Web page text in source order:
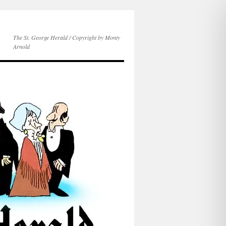
The St. George Herald / Copyright by Monty
Arnold